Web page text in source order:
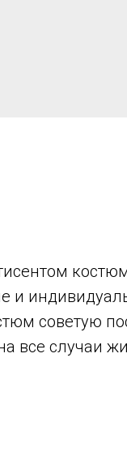
и
советую
все случаи